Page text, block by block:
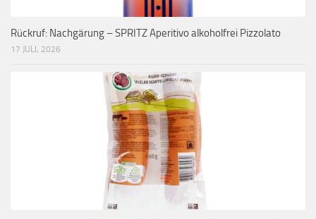
Rückruf: Nachgärung – SPRITZ Aperitivo alkoholfrei Pizzolato
17 JULI, 2026